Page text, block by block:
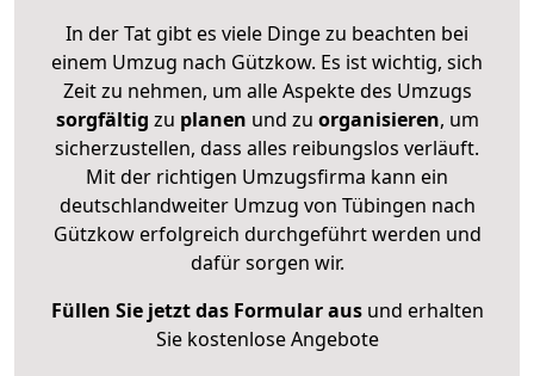
In der Tat gibt es viele Dinge zu beachten bei
einem Umzug nach Gützkow. Es ist wichtig, sich
Zeit zu nehmen, um alle Aspekte des Umzugs
sorgfältig zu planen und zu organisieren, um
sicherzustellen, dass alles reibungslos verläuft.
Mit der richtigen Umzugsfirma kann ein
deutschlandweiter Umzug von Tübingen nach
Gützkow erfolgreich durchgeführt werden und
dafür sorgen wir.
Füllen Sie jetzt das Formular ausund erhalten
Sie kostenlose Angebote